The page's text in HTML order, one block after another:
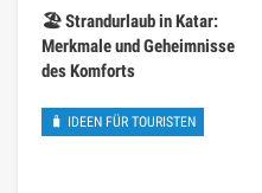
🏖️ Strandurlaub in Katar:
Merkmale und Geheimnisse
des Komforts
🧳 IDEEN FÜR TOURISTEN